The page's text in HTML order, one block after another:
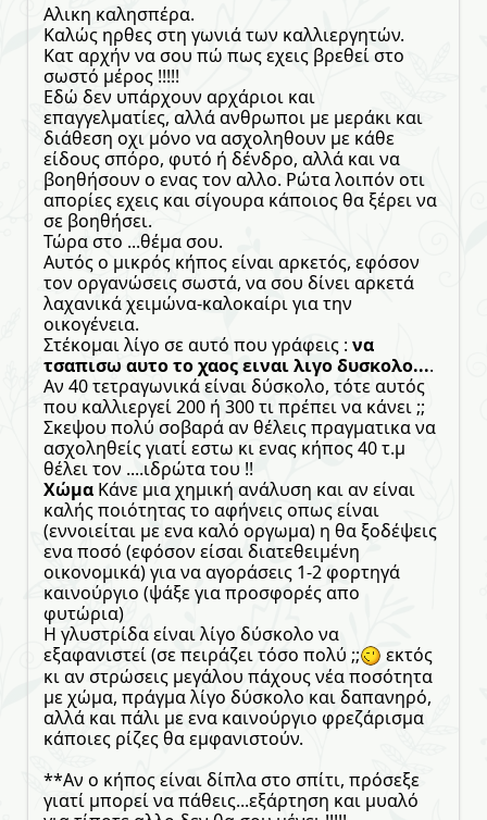
Αλικη καλησπέρα.
Καλώς ηρθες στη γωνιά των καλλιεργητών.
Κατ αρχήν να σου πώ πως εχεις βρεθεί στο
σωστό μέρος !!!!!
Εδώ δεν υπάρχουν αρχάριοι και
επαγγελματίες, αλλά ανθρωποι με μεράκι και
διάθεση οχι μόνο να ασχοληθουν με κάθε
είδους σπόρο, φυτό ή δένδρο, αλλά και να
βοηθήσουν ο ενας τον αλλο. Ρώτα λοιπόν οτι
απορίες εχεις και σίγουρα κάποιος θα ξέρει να
σε βοηθήσει.
Τώρα στο ...θέμα σου.
Αυτός ο μικρός κήπος είναι αρκετός, εφόσον
τον οργανώσεις σωστά, να σου δίνει αρκετά
λαχανικά χειμώνα-καλοκαίρι για την
οικογένεια.
Στέκομαι λίγο σε αυτό που γράφεις : να
τσαπισω αυτο το χαος ειναι λιγο δυσκολο....
Αν 40 τετραγωνικά είναι δύσκολο, τότε αυτός
που καλλιεργεί 200 ή 300 τι πρέπει να κάνει ;;
Σκεψου πολύ σοβαρά αν θέλεις πραγματικα να
ασχοληθείς γιατί εστω κι ενας κήπος 40 τ.μ
θέλει τον ....ιδρώτα του !!
Χώμα Κάνε μια χημική ανάλυση και αν είναι
καλής ποιότητας το αφήνεις οπως είναι
(εννοιείται με ενα καλό οργωμα) η θα ξοδέψεις
ενα ποσό (εφόσον είσαι διατεθειμένη
οικονομικά) για να αγοράσεις 1-2 φορτηγά
καινούργιο (ψάξε για προσφορές απο
φυτώρια)
Η γλυστρίδα είναι λίγο δύσκολο να
εξαφανιστεί (σε πειράζει τόσο πολύ ;;
εκτός
κι αν στρώσεις μεγάλου πάχους νέα ποσότητα
με χώμα, πράγμα λίγο δύσκολο και δαπανηρό,
αλλά και πάλι με ενα καινούργιο φρεζάρισμα
κάποιες ρίζες θα εμφανιστούν.
**Αν ο κήπος είναι δίπλα στο σπίτι, πρόσεξε
γιατί μπορεί να πάθεις...εξάρτηση και μυαλό